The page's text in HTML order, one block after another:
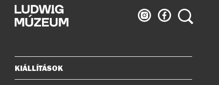
Ludwig
Múzeum
Ludwig
Múzeum
Keresés
Oldaltérkép
KIÁLLÍTÁSOK